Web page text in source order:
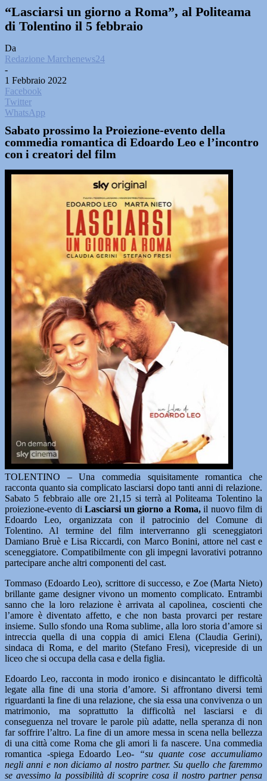
“Lasciarsi un giorno a Roma”, al Politeama
di Tolentino il 5 febbraio
Da
Redazione Marchenews24
-
1 Febbraio 2022
Facebook
Twitter
WhatsApp
Sabato prossimo la Proiezione-evento della
commedia romantica di Edoardo Leo e l’incontro
con i creatori del film
TOLENTINO – Una commedia squisitamente romantica che
racconta quanto sia complicato lasciarsi dopo tanti anni di relazione.
Sabato 5 febbraio alle ore 21,15 si terrà al Politeama Tolentino la
proiezione-evento di Lasciarsi un giorno a Roma,il nuovo film di
Edoardo Leo, organizzata con il patrocinio del Comune di
Tolentino. Al termine del film interverranno gli sceneggiatori
Damiano Bruè e Lisa Riccardi, con Marco Bonini, attore nel cast e
sceneggiatore. Compatibilmente con gli impegni lavorativi potranno
partecipare anche altri componenti del cast.
Tommaso (Edoardo Leo), scrittore di successo, e Zoe (Marta Nieto)
brillante game designer vivono un momento complicato. Entrambi
sanno che la loro relazione è arrivata al capolinea, coscienti che
l’amore è diventato affetto, e che non basta provarci per restare
insieme. Sullo sfondo una Roma sublime, alla loro storia d’amore si
intreccia quella di una coppia di amici Elena (Claudia Gerini),
sindaca di Roma, e del marito (Stefano Fresi), vicepreside di un
liceo che si occupa della casa e della figlia.
Edoardo Leo, racconta in modo ironico e disincantato le difficoltà
legate alla fine di una storia d’amore. Si affrontano diversi temi
riguardanti la fine di una relazione, che sia essa una convivenza o un
matrimonio, ma soprattutto la difficoltà nel lasciarsi e di
conseguenza nel trovare le parole più adatte, nella speranza di non
far soffrire l’altro. La fine di un amore messa in scena nella bellezza
di una città come Roma che gli amori li fa nascere. Una commedia
romantica -spiega Edoardo Leo-
“su quante cose accumuliamo
negli anni e non diciamo al nostro partner. Su quello che faremmo
se avessimo la possibilità di scoprire cosa il nostro partner pensa